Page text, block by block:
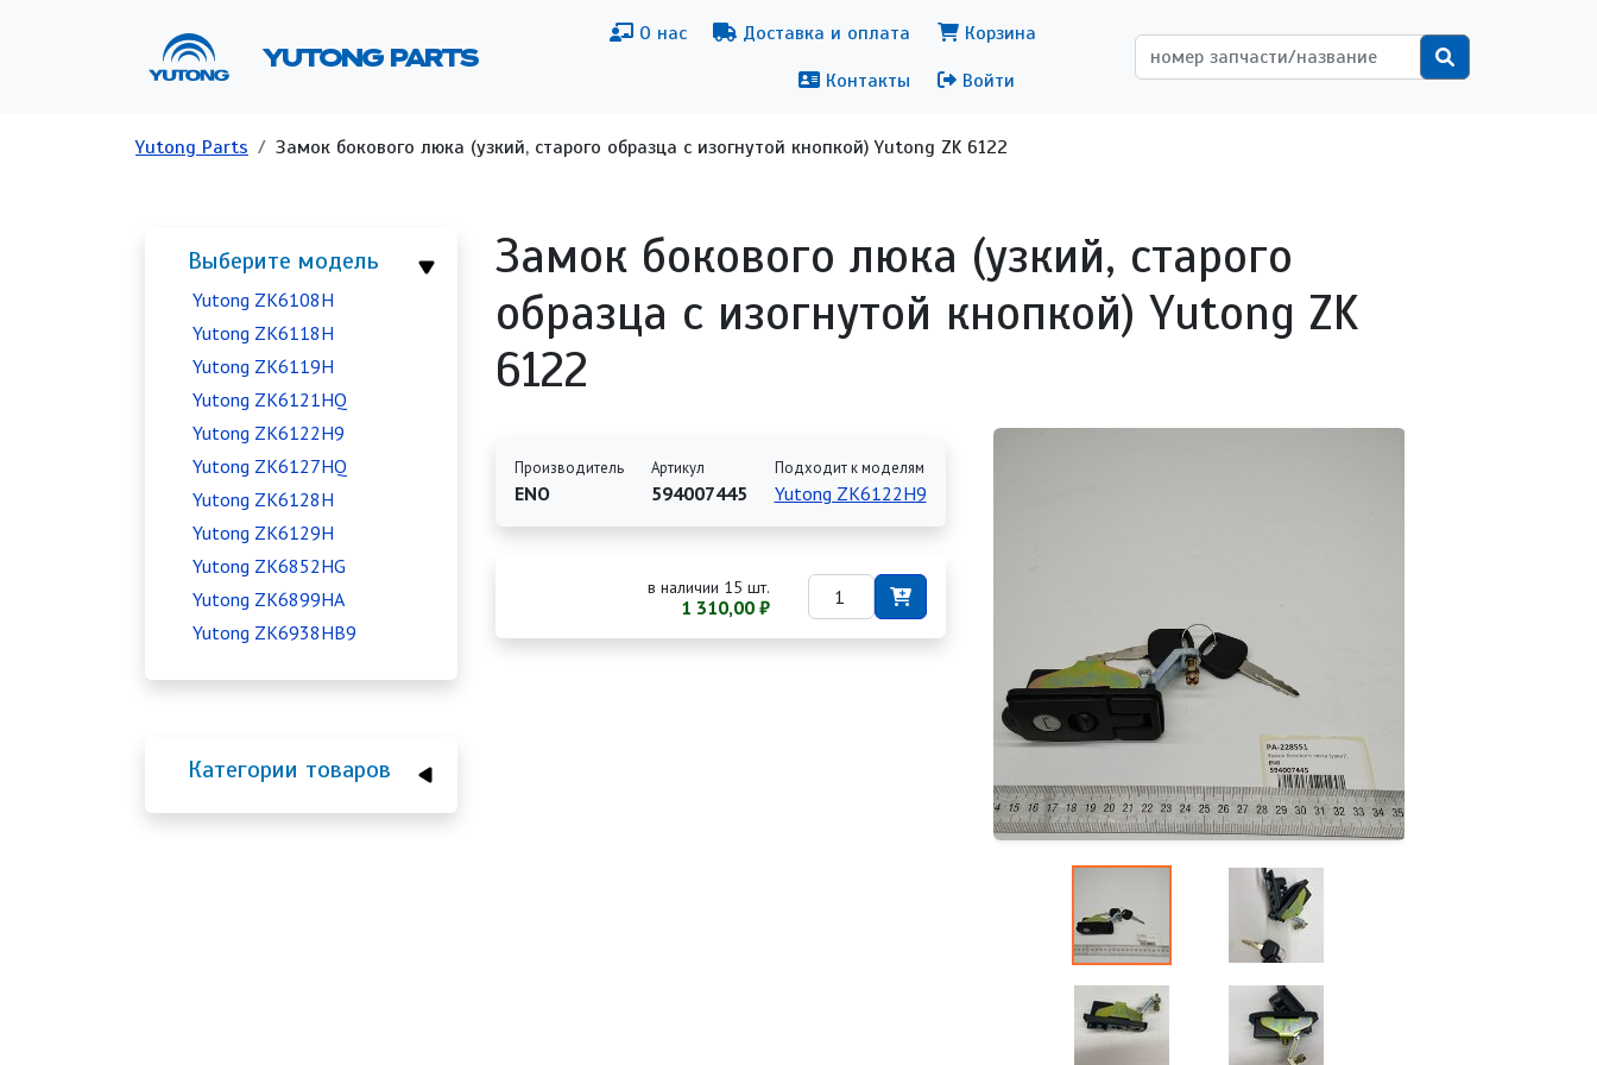
YUTONG PARTS
Основная навигация
О нас
Доставка и оплата
Контакты
Меню учётной записи пользователя
Корзина
Войти
Поиск
Строка навигации
Yutong Parts Замок бокового люка (узкий, старого образца с изогнутой кнопкой) Yutong ZK 6122
Выберите модель
Yutong ZK6108H
Yutong ZK6118H
Yutong ZK6119H
Yutong ZK6121HQ
Yutong ZK6122H9
Yutong ZK6127HQ
Yutong ZK6128H
Yutong ZK6129H
Yutong ZK6852HG
Yutong ZK6899HA
Yutong ZK6938HB9
Категории товаров
Замок бокового люка (узкий, старого
образца с изогнутой кнопкой) Yutong ZK
6122
Производитель
ENO
Артикул
594007445
Подходит к моделям
Yutong ZK6122H9
в наличии 15 шт.
1 310,00 ₽